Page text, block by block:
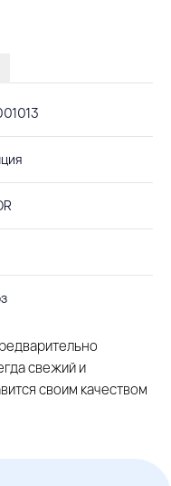
свежий и
своим качеством